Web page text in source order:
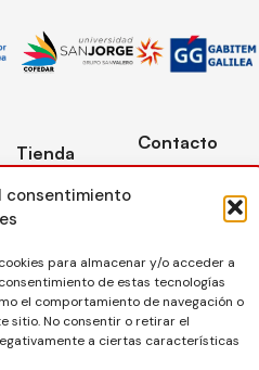
consentimiento
para almacenar y/o acceder a
de estas tecnologías
el comportamiento de navegación o
sitio. No consentir o retirar el
a ciertas características
Tienda
Mi cuenta
Lista deseos
Pasarela pago
Devoluciones
Contacto
50-54,
50003,
976 73 08 41